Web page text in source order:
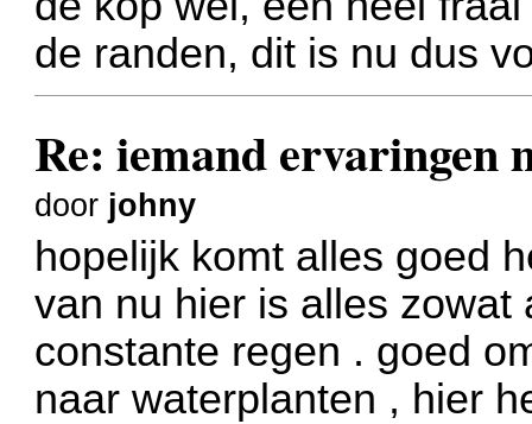
de randen, dit is nu dus
Re: iemand ervaringen
door johny
hopelijk komt alles goed
van nu hier is alles
constante regen . goed
naar waterplanten , hier